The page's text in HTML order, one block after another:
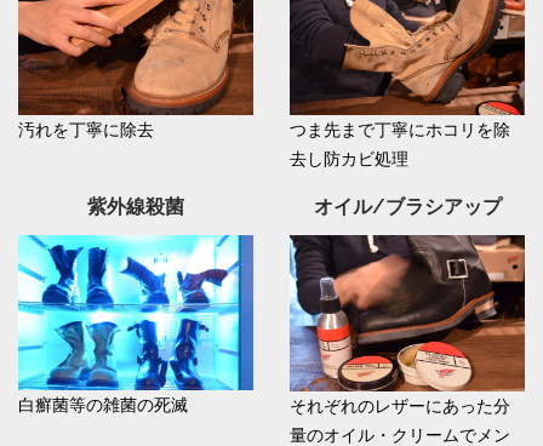
汚れを丁寧に除去
つま先まで丁寧にホコリを除
去し防カビ処理
紫外線殺菌
白癬菌等の雑菌の死滅
オイル/ブラシアップ
それぞれのレザーにあった分
量のオイル・クリームでメン